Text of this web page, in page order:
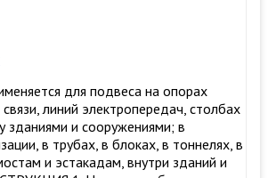
для подвеса на опорах
линий электропередач, столбах
зданиями и сооружениями; в
в трубах, в блоках, в тоннелях, в
и эстакадам, внутри зданий и